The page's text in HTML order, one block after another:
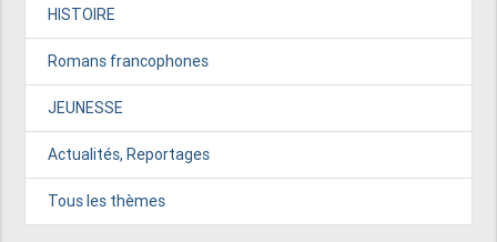
HISTOIRE
Romans francophones
JEUNESSE
Actualités, Reportages
Tous les thèmes